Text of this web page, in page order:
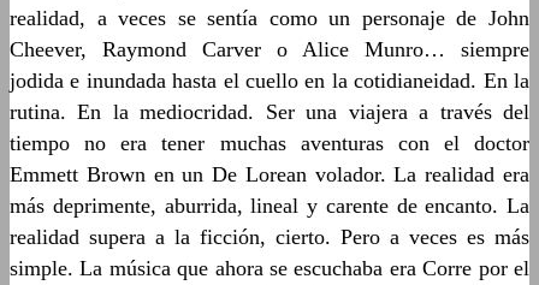
realidad, a veces se sentía como un personaje de John
Cheever, Raymond Carver o Alice Munro… siempre
jodida e inundada hasta el cuello en la cotidianeidad. En la
rutina. En la mediocridad. Ser una viajera a través del
tiempo no era tener muchas aventuras con el doctor
Emmett Brown en un De Lorean volador. La realidad era
más deprimente, aburrida, lineal y carente de encanto. La
realidad supera a la ficción, cierto. Pero a veces es más
simple. La música que ahora se escuchaba era Corre por el